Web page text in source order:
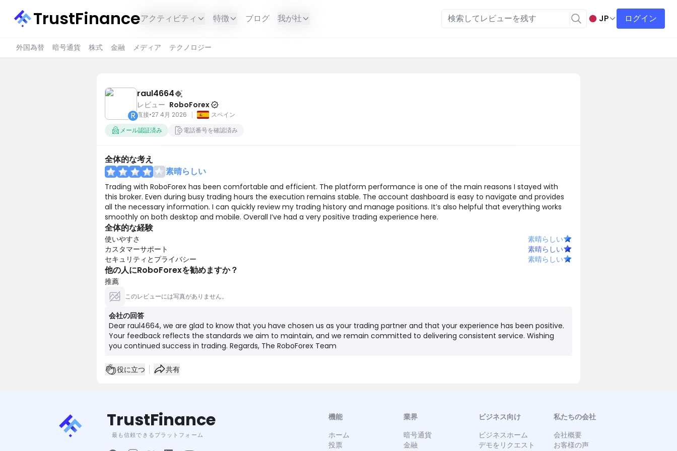
TrustFinanceアクティビティ 特徴 ブログ 我が社 JP ログイン
外国為替 暗号通貨 株式 金融 メディア テクノロジー
R
raul4664
レビュー RoboForex
直接•27 4月 2026 |
スペイン
メール認証済み
電話番号を確認済み
全体的な考え
素晴らしい
Trading with RoboForex has been comfortable and efficient. The platform performance is one of the main reasons I stayed with
this broker. Even during busy trading hours the execution remains stable. The account dashboard is easy to navigate and provides
all the necessary information. I can quickly review my trading history and manage positions. It’s also helpful that everything works
smoothly on both desktop and mobile. Overall I’ve had a very positive trading experience here.
全体的な経験
使いやすさ
素晴らしい
カスタマーサポート
素晴らしい
セキュリティとプライバシー
素晴らしい
他の人にRoboForexを勧めますか？
推薦
このレビューには写真がありません。
会社の回答
Dear raul4664, we are glad to know that you have chosen us as your trading partner and that your experience has been positive.
Your feedback reflects the standards we aim to maintain, and we remain committed to delivering consistent service. Wishing
you continued success in trading. Regards, The RoboForex Team
役に立つ 共有
TrustFinance
最も信頼できるプラットフォーム
機能
ホーム
投票
業界
暗号通貨
金融
ビジネス向け
ビジネスホーム
デモをリクエスト
私たちの会社
会社概要
お客様の声